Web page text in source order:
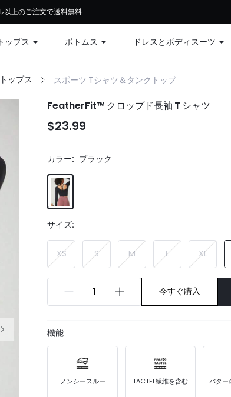
12%オフ、99ドル以上で15%オフ | コード：GLOWNEW
以上のご注文で送料無料
トップス ボトムス ドレスとボディスーツ
ップス スポーツ Tシャツ＆タンクトップ
FeatherFit™ クロップド長袖 T シャツ
$23.99
カラー: ブラック
サイズ:
XS S M L XL
今すぐ購入
機能
ノンシースルー TACTEL繊維を含む
バター